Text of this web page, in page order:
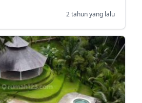
2 tahun yang lalu